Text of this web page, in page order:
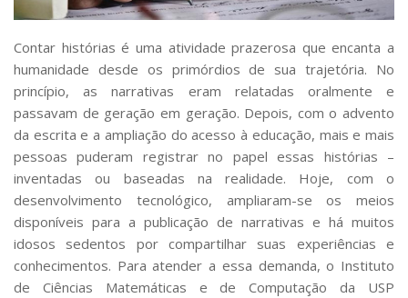
Artes, Cultura e Esportes
Serviços
Apoio ao Estudante
Segurança, Trânsito e Prevenção
RH, Administrativo e Financeiro
Outros serviços
Comunicação
Aplicativos e Sites
Jornal da USP
Agenda de Eventos
Defesa de Teses
Contar histórias é uma atividade prazerosa que encanta a
humanidade desde os primórdios de sua trajetória. No
princípio, as narrativas eram relatadas oralmente e
passavam de geração em geração. Depois, com o advento
da escrita e a ampliação do acesso à educação, mais e mais
pessoas puderam registrar no papel essas histórias –
inventadas ou baseadas na realidade. Hoje, com o
desenvolvimento tecnológico, ampliaram-se os meios
disponíveis para a publicação de narrativas e há muitos
idosos sedentos por compartilhar suas experiências e
conhecimentos. Para atender a essa demanda, o Instituto
de Ciências Matemáticas e de Computação da USP